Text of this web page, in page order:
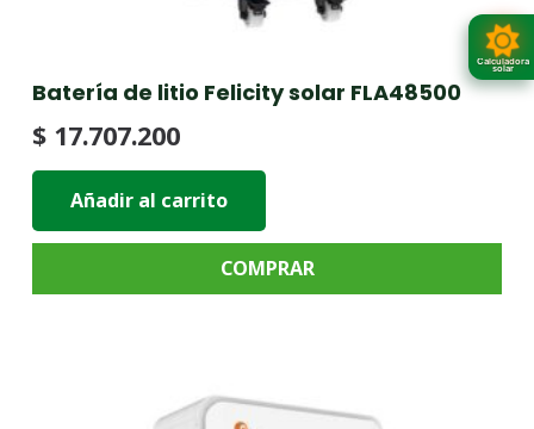
Calculadora
solar
Batería de litio Felicity solar FLA48500
$ 17.707.200
Añadir al carrito
COMPRAR